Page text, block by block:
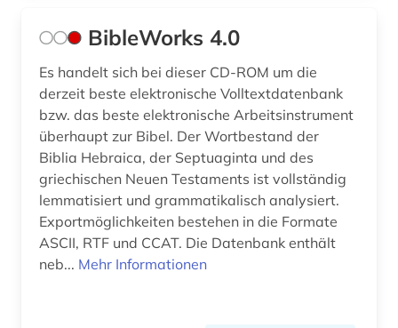
BibleWorks 4.0
Es handelt sich bei dieser CD-ROM um die
derzeit beste elektronische Volltextdatenbank
bzw. das beste elektronische Arbeitsinstrument
überhaupt zur Bibel. Der Wortbestand der
Biblia Hebraica, der Septuaginta und des
griechischen Neuen Testaments ist vollständig
lemmatisiert und grammatikalisch analysiert.
Exportmöglichkeiten bestehen in die Formate
ASCII, RTF und CCAT. Die Datenbank enthält
neb... Mehr Informationen